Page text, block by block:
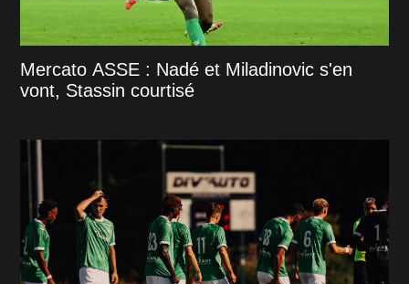
Mercato ASSE : Nadé et Miladinovic s'en
vont, Stassin courtisé